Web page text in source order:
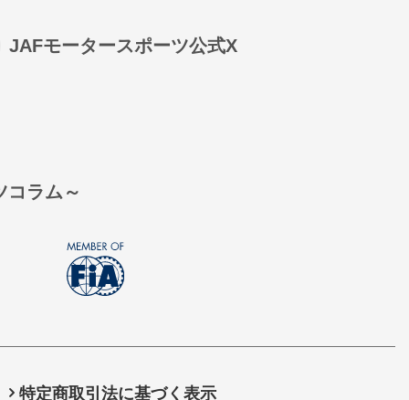
JAFモータースポーツ公式X
ラム～
特定商取引法に基づく表示